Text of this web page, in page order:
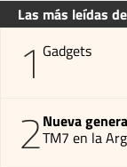
Las más leídas
1 Gadgets
2Nueva
TM7 en la